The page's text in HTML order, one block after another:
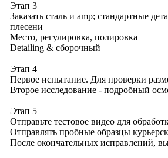
Этап 3
Заказать сталь и amp; стандартные
плесени
Место, регулировка, полировка
Detailing & сборочный
Этап 4
Первое испытание. Для проверки
Второе исследование - подробный
Этап 5
Отправьте тестовое видео для
Отправлять пробные образцы
После окончательных исправлений,